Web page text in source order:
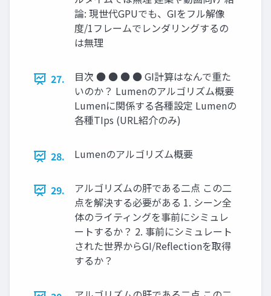
論: 現世代GPUでも、GIをフル解像
度/1フレームでレンダリングするの
は無理
27.
目次 ● ● ● ● GI計算はなんで重た
いのか？ Lumenのアルゴリズム概要
Lumenに関係する各種設定 Lumenの
各種TIps (URL紹介のみ)
28. Lumenのアルゴリズム概要
29.
アルゴリズムの肝である二点 この二
点を解決する必要がある 1. シーン全
体のライティングを事前にシミュレ
ートするか？ 2. 事前にシミュレート
された世界からGI/Reﬂectionを取得
するか？